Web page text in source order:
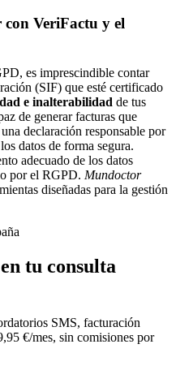
VeriFactu y el
es imprescindible contar
(SIF) que esté certificado
e inalterabilidad de tus
de generar facturas que
declaración responsable por
datos de forma segura.
adecuado de los datos
por el RGPD. Mundoctor
diseñadas para la gestión
tu consulta
SMS, facturación
€/mes, sin comisiones por